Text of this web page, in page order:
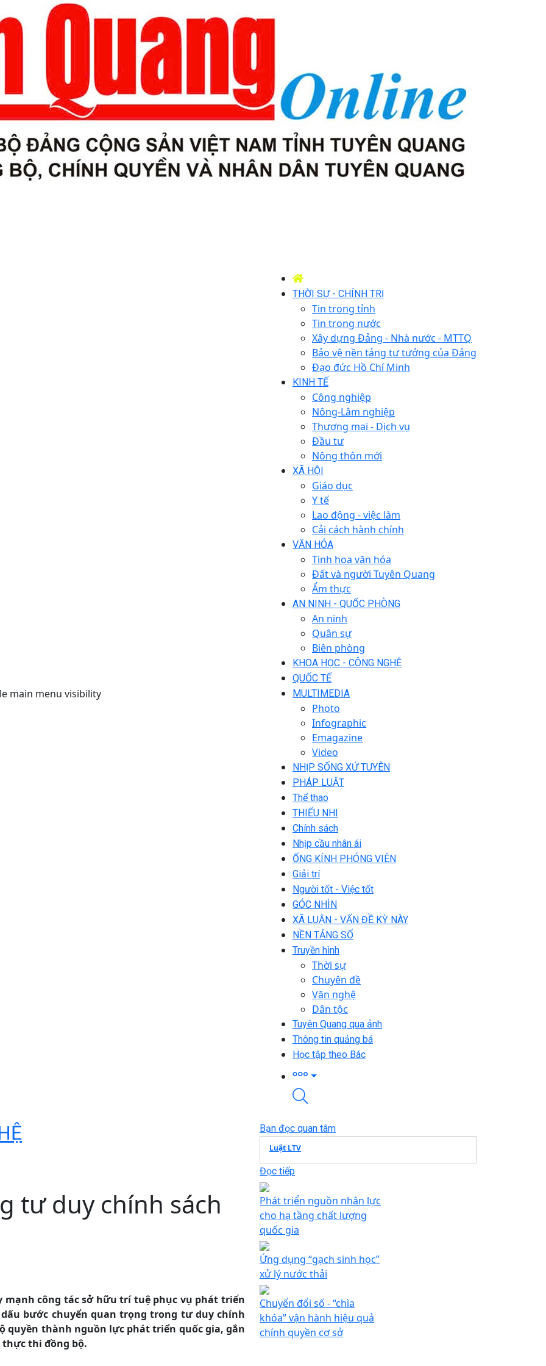
main menu visibility
THỜI SỰ - CHÍNH TRỊ
Tin trong tỉnh
Tin trong nước
Xây dựng Đảng - Nhà nước - MTTQ
Bảo vệ nền tảng tư tưởng của Đảng
Đạo đức Hồ Chí Minh
KINH TẾ
Công nghiệp
Nông-Lâm nghiệp
Thương mại - Dịch vụ
Đầu tư
Nông thôn mới
XÃ HỘI
Giáo dục
Y tế
Lao động - việc làm
Cải cách hành chính
VĂN HÓA
Tinh hoa văn hóa
Đất và người Tuyên Quang
Ẩm thực
AN NINH - QUỐC PHÒNG
An ninh
Quân sự
Biên phòng
KHOA HỌC - CÔNG NGHỆ
QUỐC TẾ
MULTIMEDIA
Photo
Infographic
Emagazine
Video
NHỊP SỐNG XỨ TUYÊN
PHÁP LUẬT
Thể thao
THIẾU NHI
Chính sách
Nhịp cầu nhân ái
ỐNG KÍNH PHÓNG VIÊN
Giải trí
Người tốt - Việc tốt
GÓC NHÌN
XÃ LUẬN - VẤN ĐỀ KỲ NÀY
NỀN TẢNG SỐ
Truyền hình
Thời sự
Chuyên đề
Văn nghệ
Dân tộc
Tuyên Quang qua ảnh
Thông tin quảng bá
Học tập theo Bác
tư duy chính sách
mạnh công tác sở hữu trí tuệ phục vụ phát triển
bước chuyển quan trọng trong tư duy chính
quyền thành nguồn lực phát triển quốc gia, gắn
thực thi đồng bộ.
Bạn đọc quan tâm
Luật LTV
Đọc tiếp
Phát triển nguồn nhân lực
cho hạ tầng chất lượng
quốc gia
Ứng dụng “gạch sinh học”
xử lý nước thải
Chuyển đổi số - “chìa
khóa” vận hành hiệu quả
chính quyền cơ sở